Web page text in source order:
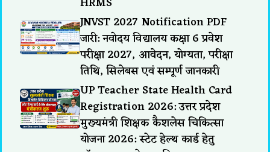
JNVST 2027 Notification PDF
जारी: नवोदय विद्यालय कक्षा 6 प्रवेश
परीक्षा 2027, आवेदन, योग्यता, परीक्षा
तिथि, सिलेबस एवं सम्पूर्ण जानकारी
UP Teacher State Health Card
Registration 2026: उत्तर प्रदेश
मुख्यमंत्री शिक्षक कैशलेस चिकित्सा
योजना 2026: स्टेट हेल्थ कार्ड हेतु